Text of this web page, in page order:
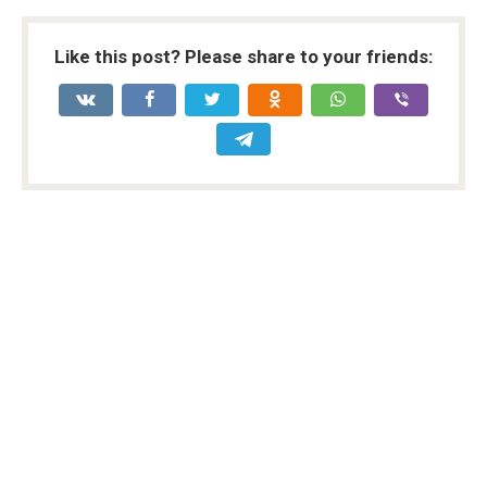
Like this post? Please share to your friends: